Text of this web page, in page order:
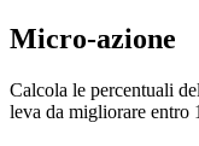
Micro-azione
Calcola le percentuali
leva da migliorare entro